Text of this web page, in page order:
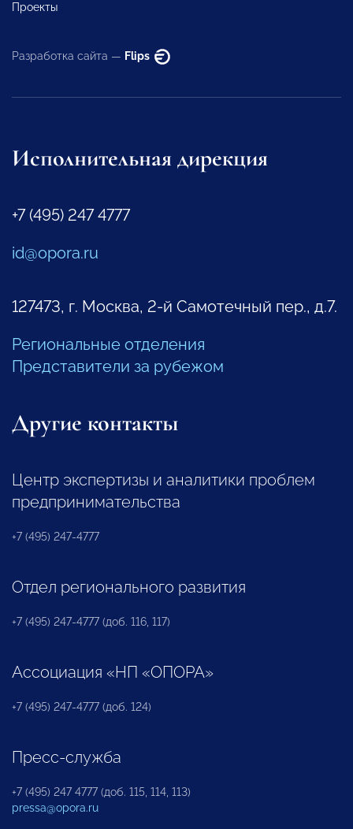
Проекты
Разработка сайта — Flips
Исполнительная дирекция
+7 (495) 247 4777
id@opora.ru
127473, г. Москва, 2-й Самотечный пер., д.7.
Региональные отделения
Представители за рубежом
Другие контакты
Центр экспертизы и аналитики проблем
предпринимательства
+7 (495) 247-4777
Отдел регионального развития
+7 (495) 247-4777 (доб. 116, 117)
Ассоциация «НП «ОПОРА»
+7 (495) 247-4777 (доб. 124)
Пресс-служба
+7 (495) 247 4777 (доб. 115, 114, 113)
pressa@opora.ru